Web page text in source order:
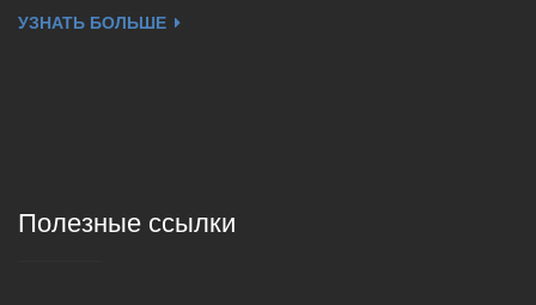
УЗНАТЬ БОЛЬШЕ
Полезные ссылки